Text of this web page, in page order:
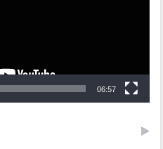
06:57